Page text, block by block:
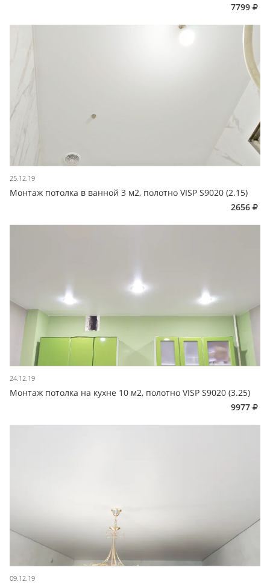
7799
25.12.19
Монтаж потолка в ванной 3 м2, полотно VISP S9020 (2.15)
2656
24.12.19
Монтаж потолка на кухне 10 м2, полотно VISP S9020 (3.25)
9977
09.12.19